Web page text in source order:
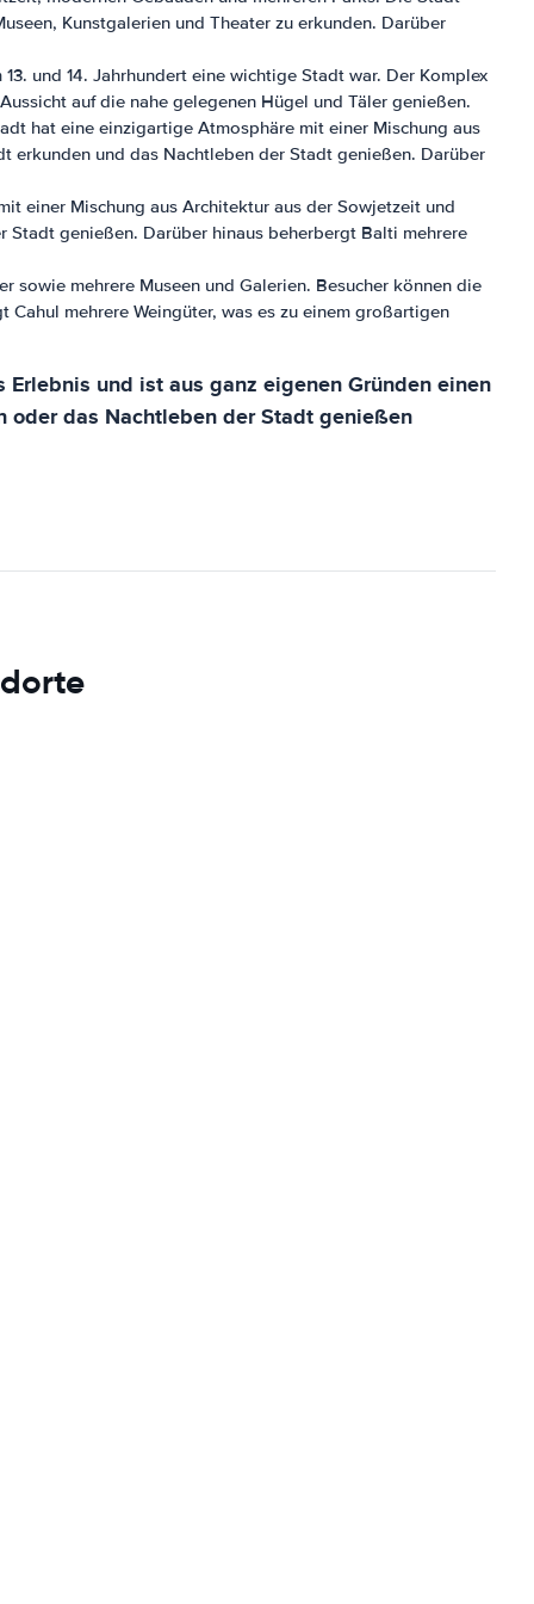
Kunstgalerien und Theater zu erkunden. Darüber
und 14. Jahrhundert eine wichtige Stadt war. Der Komplex
auf die nahe gelegenen Hügel und Täler genießen.
hat eine einzigartige Atmosphäre mit einer Mischung aus
erkunden und das Nachtleben der Stadt genießen. Darüber
einer Mischung aus Architektur aus der Sowjetzeit und
Stadt genießen. Darüber hinaus beherbergt Balti mehrere
sowie mehrere Museen und Galerien. Besucher können die
mehrere Weingüter, was es zu einem großartigen
und ist aus ganz eigenen Gründen einen
oder das Nachtleben der Stadt genießen